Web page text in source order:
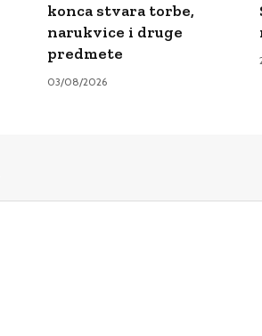
konca stvara torbe,
narukvice i druge
predmete
03/08/2026